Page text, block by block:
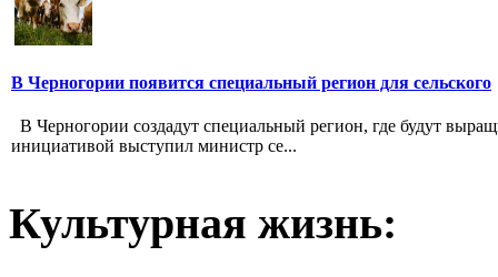
В Черногории появится специальный регион для сельского
В Черногории создадут специальный регион, где будут
инициативой выступил министр се...
Культурная жизнь: